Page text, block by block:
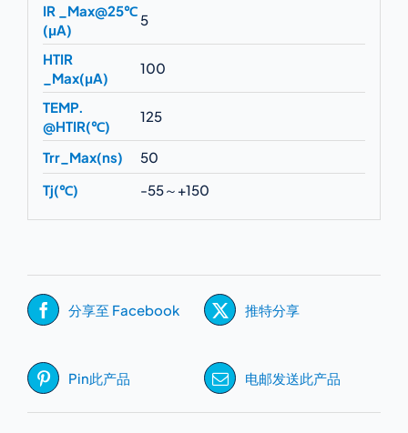
IR _Max@25℃
(μA)
5
HTIR
_Max(μA)
100
TEMP.
@HTIR(℃)
125
Trr_Max(ns)
50
Tj(℃)
-55～+150
分享至 Facebook 推特分享
Pin此产品 电邮发送此产品